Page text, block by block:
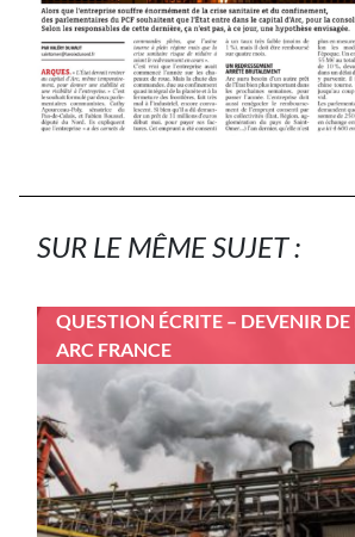
SUR LE MÊME SUJET :
QUESTION ÉCRITE – DEVENIR DE
ARC FRANCE